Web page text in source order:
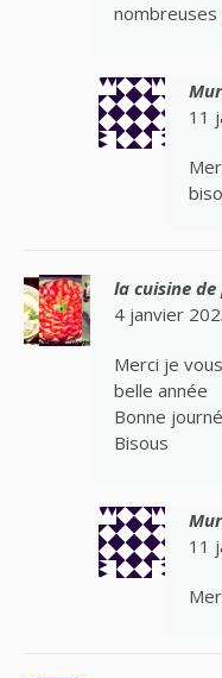
nombreuses
11
la cuisine
4 janvier
Merci je
belle année
Bonne
Bisous
11